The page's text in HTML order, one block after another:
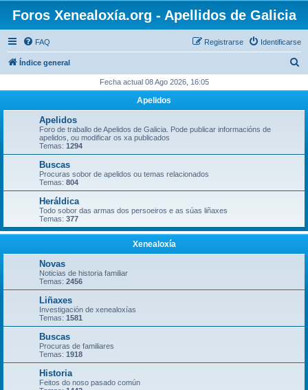
Foros Xenealoxía.org - Apellidos de Galicia
FAQ Identificarse
Registrarse
Índice general
c
Fecha actual 08 Ago 2026, 16:05
Apelidos
Apelidos
Foro de traballo de Apelidos de Galicia. Pode publicar informacións de
apelidos, ou modificar os xa publicados
Temas: 1294
Buscas
Procuras sobor de apelidos ou temas relacionados
Temas: 804
Heráldica
Todo sobor das armas dos persoeiros e as súas liñaxes
Temas: 377
Xenealoxía
Novas
Noticias de historia familiar
Temas: 2456
Liñaxes
Investigación de xenealoxías
Temas: 1581
Buscas
Procuras de familiares
Temas: 1918
Historia
Feitos do noso pasado común